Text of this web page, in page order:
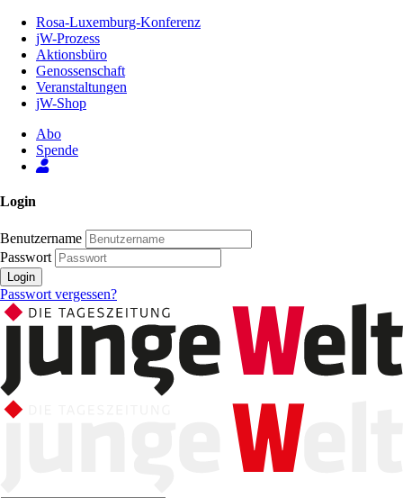
Inhalt
Seite
Rosa-Luxemburg-Konferenz
jW-Prozess
Aktionsbüro
Genossenschaft
Veranstaltungen
jW-Shop
Abo
Spende
Login
Benutzername
Passwort
Login
Passwort vergessen?